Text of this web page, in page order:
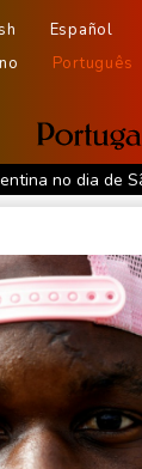
Español
Português
no dia de
e assina com
oitavas do
ofensiva no
mais alta do